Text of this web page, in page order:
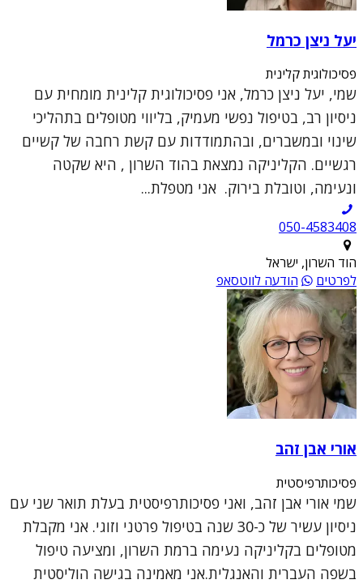
יעל ניצן כרמל
פסיכולוגית קלינית
שמי, יעל ניצן כרמל, אני פסיכולוגית קלינית מומחית עם
ניסיון רב, בטיפול נפשי מעמיק, בליווי מטופלים בתהליכי
שינוי ובמשברים, ובהתמודדות עם קשת רחבה של קשיים
רגשיים. הקליניקה נמצאת בהוד השרון , היא שקטה
ונעימה, וטובלת בירוק. אני מטפלת...
050-4583408
הוד השרון, ישראל
לפרטים
הודעה לווטסאפ
אורי אבן זהב
פסיכותרפיסטית
שמי אורי אבן זהב, ואני פסיכותרפיסטית בעלת תואר שני עם
ניסיון עשיר של כ-30 שנה בטיפול פרטני וזוגי. אני מקבלת
מטופלים בקליניקה נעימה ברמת השרון, ומציעה טיפול
בשפה העברית והאנגלית.אני מאמינה בגישה הוליסטית